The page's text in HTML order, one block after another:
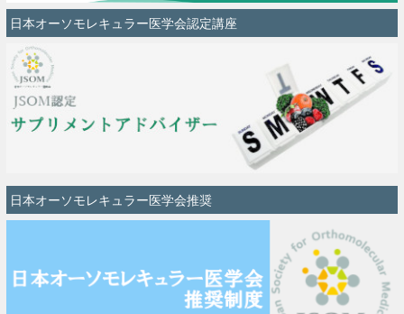
日本オーソモレキュラー医学会認定講座
日本オーソモレキュラー医学会推奨